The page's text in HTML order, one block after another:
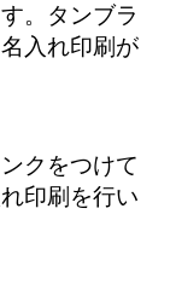
。タンブラ
入れ印刷が
クをつけて
印刷を行い